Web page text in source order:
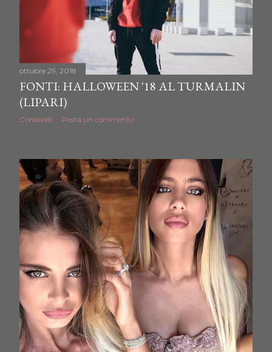
ottobre 29, 2018
FONTI: HALLOWEEN '18 AL TURMALIN
(LIPARI)
Condividi Posta un commento